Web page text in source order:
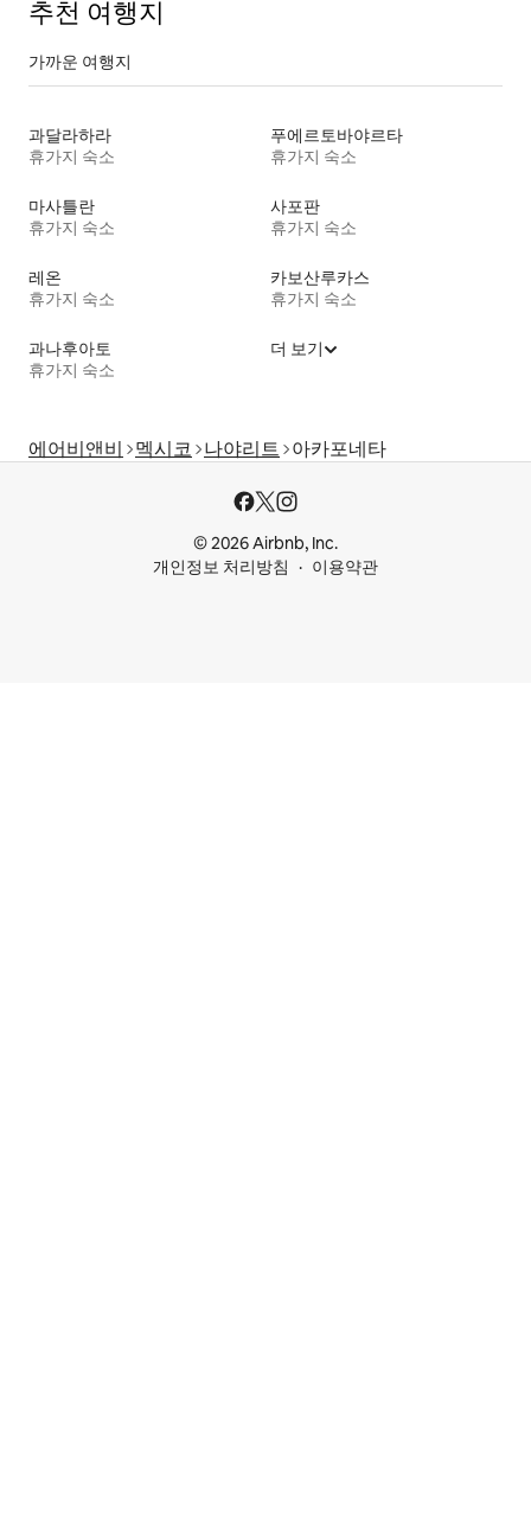
추천 여행지
가까운 여행지
과달라하라
휴가지 숙소
푸에르토바야르타
휴가지 숙소
마사틀란
휴가지 숙소
사포판
휴가지 숙소
레온
휴가지 숙소
카보산루카스
휴가지 숙소
과나후아토
휴가지 숙소
더 보기
에어비앤비 멕시코 나야리트 아카포네타
© 2026 Airbnb, Inc.
개인정보 처리방침
이용약관